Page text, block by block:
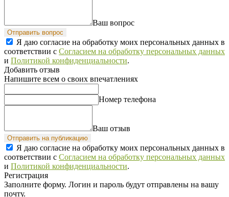
Ваш вопрос
Отправить вопрос
Я даю согласие на обработку моих персональных данных в
соответствии с Согласием на обработку персональных данных
и Политикой конфиденциальности.
Добавить отзыв
Напишите всем о своих впечатлениях
Номер телефона
Ваш отзыв
Отправить на публикацию
Я даю согласие на обработку моих персональных данных в
соответствии с Согласием на обработку персональных данных
и Политикой конфиденциальности.
Регистрация
Заполните форму. Логин и пароль будут отправлены на вашу
почту.